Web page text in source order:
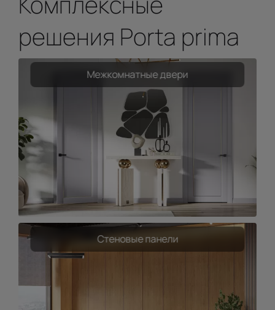
решения Porta prima
Межкомнатные двери
Стеновые панели